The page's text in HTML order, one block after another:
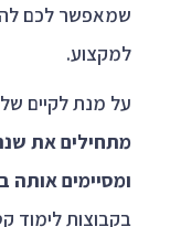
שמאפשר לכם
למקצוע.
על מנת לקיים
מתחילים את
ומסיימים אותה
בקבוצות לימוד